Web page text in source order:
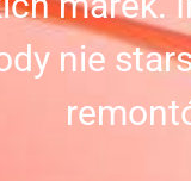
nie